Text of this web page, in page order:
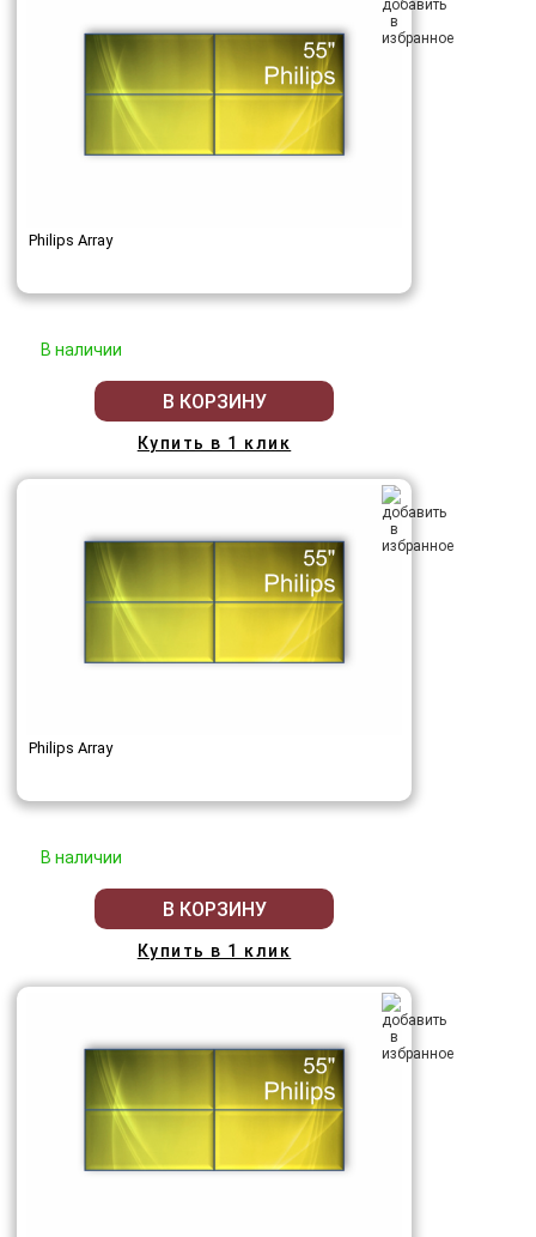
Philips Array
В наличии
В КОРЗИНУ
Купить в 1 клик
Philips Array
В наличии
В КОРЗИНУ
Купить в 1 клик